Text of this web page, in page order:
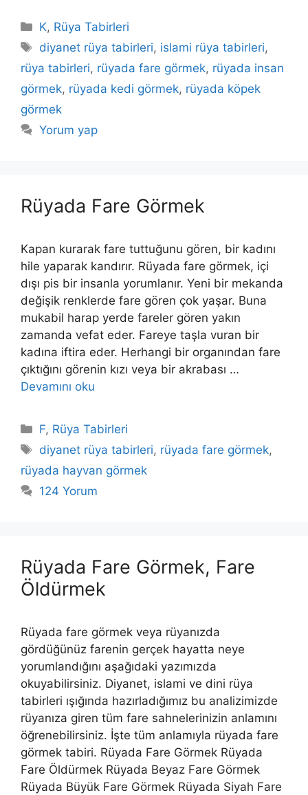
Kategoriler
K, Rüya Tabirleri
Etiketler
diyanet rüya tabirleri, islami rüya tabirleri,
rüya tabirleri, rüyada fare görmek, rüyada insan
görmek, rüyada kedi görmek, rüyada köpek
görmek
Yorum yap
Rüyada Fare Görmek
Kapan kurarak fare tuttuğunu gören, bir kadını
hile ya­parak kandırır. Rüyada fare görmek, içi
dışı pis bir insanla yorumlanır. Yeni bir mekanda
değişik renklerde fare gören çok yaşar. Buna
mukabil harap yerde fareler gören yakın
zamanda vefat eder. Fareye taşla vuran bir
kadına iftira eder. Herhangi bir organından fare
çıktığını görenin kızı veya bir akrabası …
Devamını oku
Kategoriler
F, Rüya Tabirleri
Etiketler
diyanet rüya tabirleri, rüyada fare görmek,
rüyada hayvan görmek
124 Yorum
Rüyada Fare Görmek, Fare
Öldürmek
Rüyada fare görmek veya rüyanızda
gördüğünüz farenin gerçek hayatta neye
yorumlandığını aşağıdaki yazımızda
okuyabilirsiniz. Diyanet, islami ve dini rüya
tabirleri ışığında hazırladığımız bu analizimizde
rüyanıza giren tüm fare sahnelerinizin anlamını
öğrenebilirsiniz. İşte tüm anlamıyla rüyada fare
görmek tabiri. Rüyada Fare Görmek Rüyada
Fare Öldürmek Rüyada Beyaz Fare Görmek
Rüyada Büyük Fare Görmek Rüyada Siyah Fare